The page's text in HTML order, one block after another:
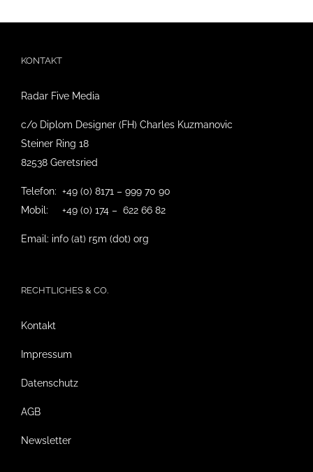
KONTAKT
Radar Five Media
c/o Diplom Designer (FH) Charles Kuzmanovic
Steiner Ring 18
82538 Geretsried
Telefon: +49 (0) 8171 – 999 70 90
Mobil: +49 (0) 174 – 622 66 82
Email: info (at) r5m (dot) org
RECHTLICHES & CO.
Kontakt
Impressum
Datenschutz
AGB
Newsletter